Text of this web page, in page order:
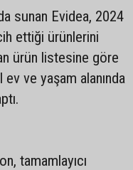
sunan Evidea, 2024
ettiği ürünlerini
ürün listesine göre
ve yaşam alanında
tamamlayıcı